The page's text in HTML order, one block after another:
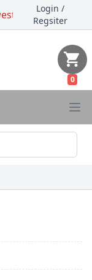
Login /
Regsiter
0